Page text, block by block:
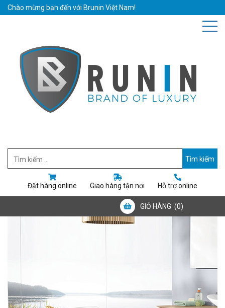
Chào mừng bạn đến với Brunin Việt Nam!
Email: bruninvietnam@gmail.com
Đặt hàng online Giao hàng tận nơi Hỗ trợ online
GIỎ HÀNG